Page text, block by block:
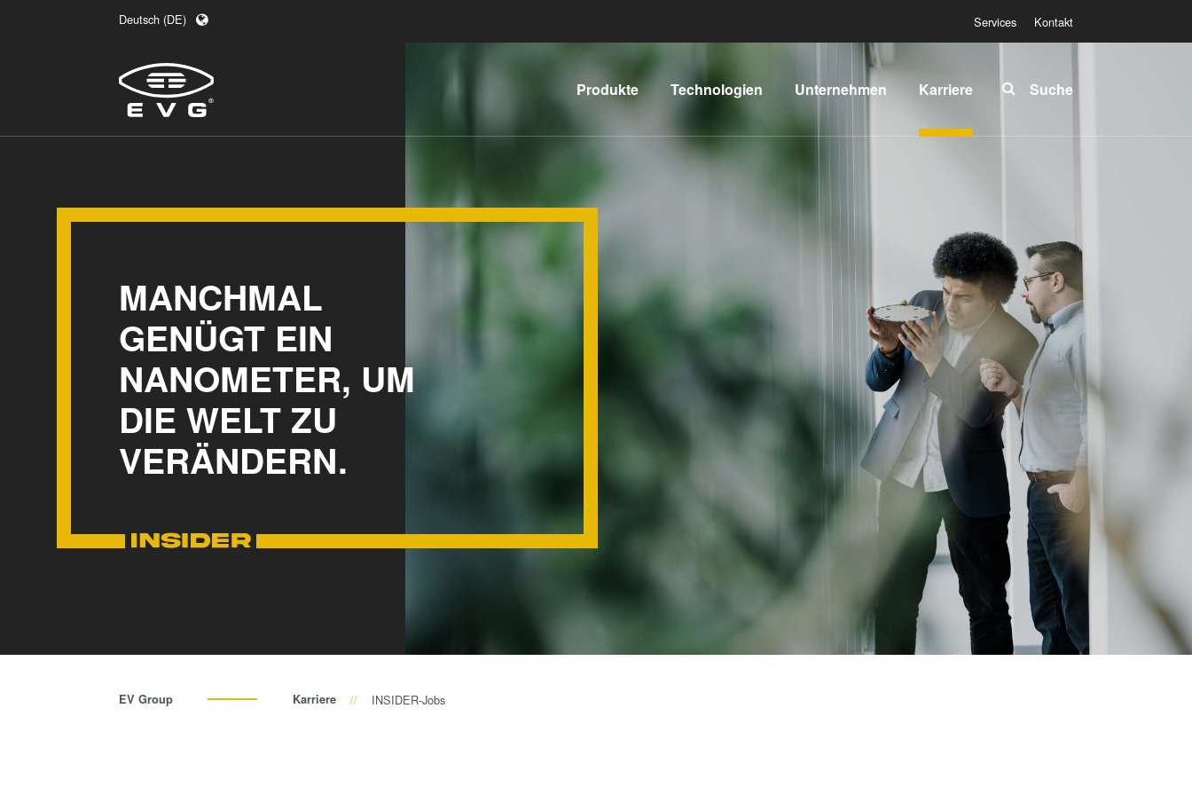
Deutsch (DE)
日本語 (JA)
Services Kontakt
Produkte
Lithographie
Nanopräge-
Metrologie
Dienstleistungen
Technologien
Technologie
Nanopräge-
SmartNIL®
Wafer-Level Optics
Lithographie
Temporäres Bonden
und De-Bonden
Unternehmen
Globale
Präsenz
News und
und
Partner
Karriere
INSIDER-
Benefits
INSIDER
Wie werde ich
INSIDER?
Infos für
Schulen,
Schüler und
Studenten
Suche
MANCHMAL
GENÜGT EIN
NANOMETER, UM
DIE WELT ZU
VERÄNDERN.
EV Group Karriere INSIDER-Jobs